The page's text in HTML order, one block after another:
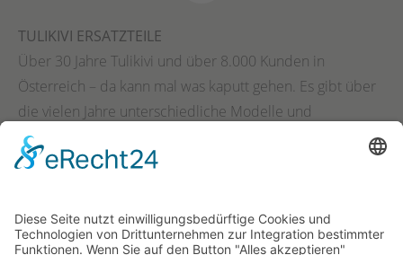
TULIKIVI ERSATZTEILE
Über 30 Jahre Tulikivi und über 8.000 Kunden in
Österreich – da kann mal was kaputt gehen. Es gibt über
die vielen Jahre unterschiedliche Modelle und
Ausführungen,
ordentliche Bearbeitung folgende Informationen –
bitte
willkommen[at]feuerimstein.at:
- Adresse und Kontaktdaten (Name, Straße, PLZ, Ort, Tel.,